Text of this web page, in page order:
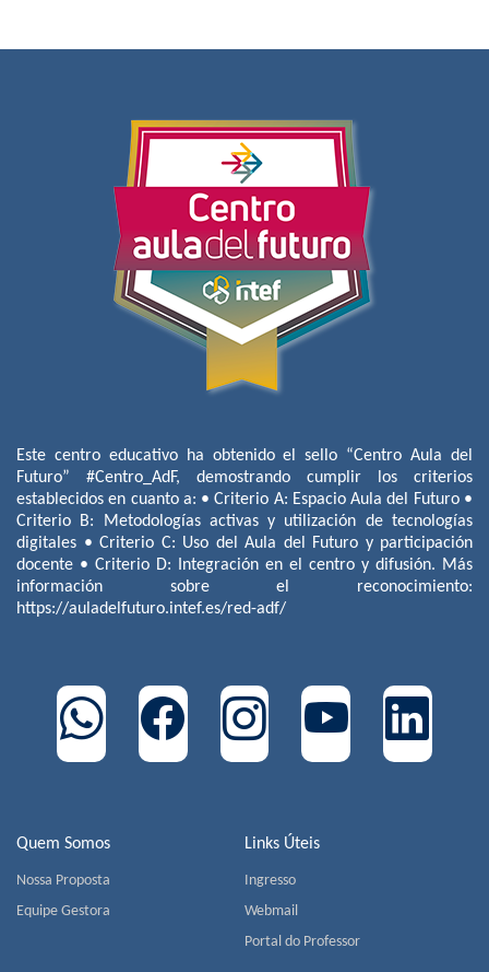
Quem Somos
Nossa Proposta
Equipe Gestora
Links Úteis
Ingresso
Webmail
Portal do Professor
Este centro educativo ha obtenido el sello “Centro Aula del
Futuro” #Centro_AdF, demostrando cumplir los criterios
establecidos en cuanto a: • Criterio A: Espacio Aula del Futuro •
Criterio B: Metodologías activas y utilización de tecnologías
digitales • Criterio C: Uso del Aula del Futuro y participación
docente • Criterio D: Integración en el centro y difusión. Más
información sobre el reconocimiento:
https://auladelfuturo.intef.es/red-adf/